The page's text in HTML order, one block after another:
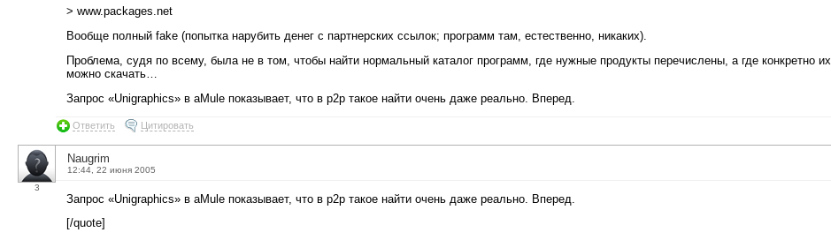
> www.packages.net
Вообще полный fake (попытка нарубить денег с партнерских ссылок; программ там, естественно, никаких).
Проблема, судя по всему, была не в том, чтобы найти нормальный каталог программ, где нужные продукты перечислены, а где конкретно их
можно скачать…
Запрос «Unigraphics» в aMule показывает, что в p2p такое найти очень даже реально. Вперед.
Ответить Цитировать
3
Naugrim
12:44, 22 июня 2005
Запрос «Unigraphics» в aMule показывает, что в p2p такое найти очень даже реально. Вперед.
[/quote]